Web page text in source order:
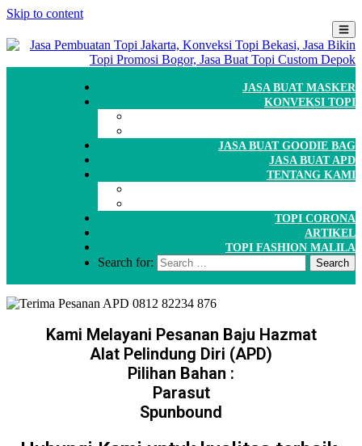
Skip to content
JASA BUAT MASKER
KONVEKSI TOPI
JASA BUAT GOODIE BAG
JASA BUAT APD
TENTANG KAMI
TOPI CORONA
ARTIKEL
TOPI FASHION MALILA
Search for:
Kami Melayani Pesanan Baju Hazmat
Alat Pelindung Diri (APD)
Pilihan Bahan :
Parasut
Spunbound